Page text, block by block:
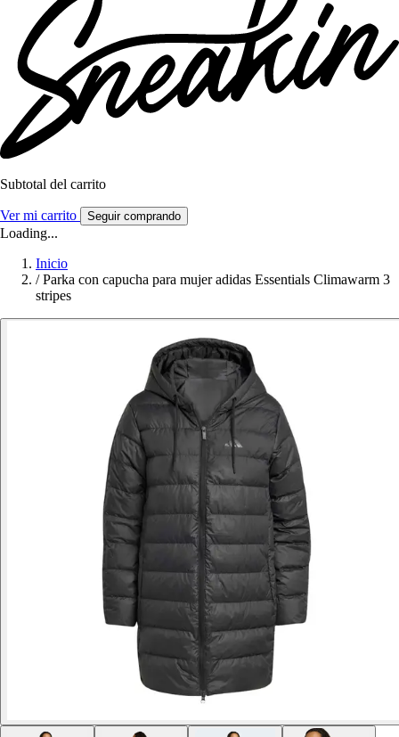
Subtotal del carrito
Ver mi carrito Seguir comprando
Loading...
Inicio
/ Parka con capucha para mujer adidas Essentials Climawarm 3
stripes